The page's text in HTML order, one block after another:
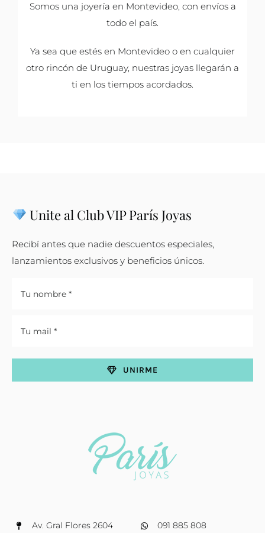
Somos una joyería en Montevideo, con envíos a
todo el país.
Ya sea que estés en Montevideo o en cualquier
otro rincón de Uruguay, nuestras joyas llegarán a
ti en los tiempos acordados.
Av. Gral Flores 2604
091 885 808
Unite al Club VIP París Joyas
Recibí antes que nadie descuentos especiales,
lanzamientos exclusivos y beneficios únicos.
UNIRME